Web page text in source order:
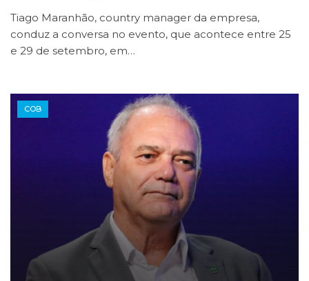
Tiago Maranhão, country manager da empresa,
conduz a conversa no evento, que acontece entre 25
e 29 de setembro, em…
COB